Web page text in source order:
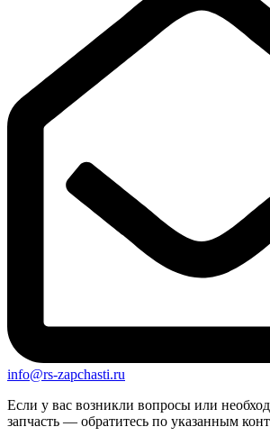
info@rs-zapchasti.ru
Если у вас возникли вопросы или
запчасть — обратитесь по указанным